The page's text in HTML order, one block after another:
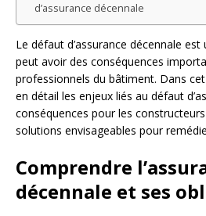
d’assurance décennale
Le défaut d’assurance décennale
peut avoir des conséquences
professionnels du bâtiment. Dans
en détail les enjeux liés au défaut
conséquences pour les
solutions envisageables pour
Comprendre
décennale et ses